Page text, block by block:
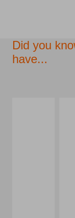
Did you
have...